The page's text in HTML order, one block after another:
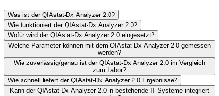
Was ist der QIAstat-Dx Analyzer 2.0?
Wie funktioniert der QIAstat-Dx Analyzer 2.0?
Wofür wird der QIAstat-Dx Analyzer 2.0 eingesetzt?
Welche Parameter können mit dem QIAstat-Dx Analyzer 2.0 gemessen
werden?
Wie zuverlässig/genau ist der QIAstat-Dx Analyzer 2.0 im Vergleich
zum Labor?
Wie schnell liefert der QIAstat-Dx Analyzer 2.0 Ergebnisse?
Kann der QIAstat-Dx Analyzer 2.0 in bestehende IT-Systeme integriert